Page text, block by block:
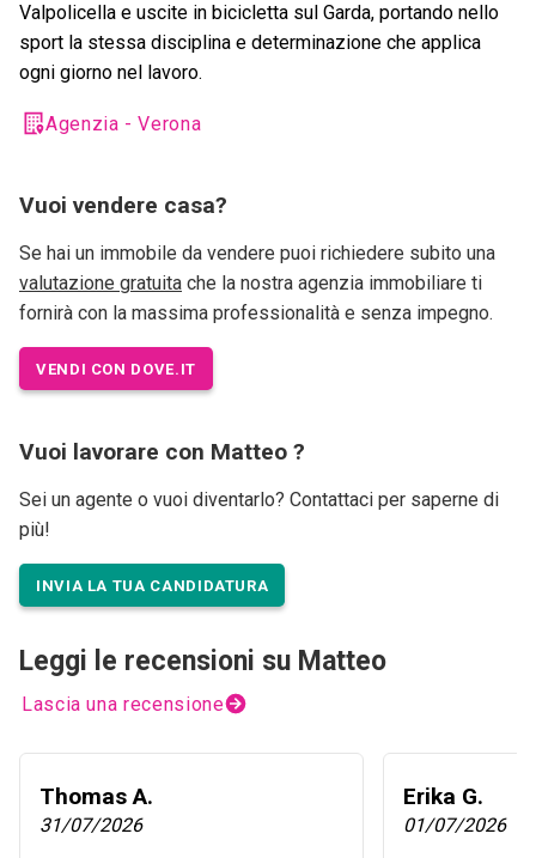
Valpolicella e uscite in bicicletta sul Garda, portando nello
sport la stessa disciplina e determinazione che applica
ogni giorno nel lavoro.
Agenzia - Verona
Vuoi vendere casa?
Se hai un immobile da vendere puoi richiedere subito una
valutazione gratuita che la nostra agenzia immobiliare ti
fornirà con la massima professionalità e senza impegno.
VENDI CON DOVE.IT
Vuoi lavorare con Matteo ?
Sei un agente o vuoi diventarlo? Contattaci per saperne di
più!
INVIA LA TUA CANDIDATURA
Leggi le recensioni su Matteo
Lascia una recensione
Thomas A.
31/07/2026
Erika G.
01/07/2026